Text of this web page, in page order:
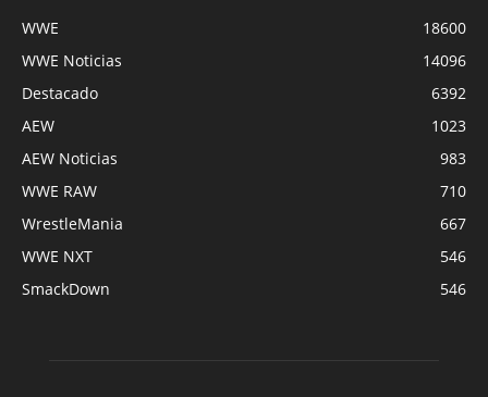
WWE
18600
WWE Noticias
14096
Destacado
6392
AEW
1023
AEW Noticias
983
WWE RAW
710
WrestleMania
667
WWE NXT
546
SmackDown
546